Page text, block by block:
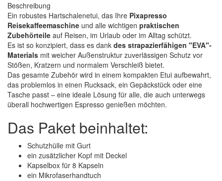
Beschreibung
Ein robustes Hartschalenetui, das Ihre Pixapresso
Reisekaffeemaschine und alle wichtigen praktischen
Zubehörteile auf Reisen, im Urlaub oder im Alltag schützt.
Es ist so konzipiert, dass es dank des strapazierfähigen "EVA"-
Materials mit weicher Außenstruktur zuverlässigen Schutz vor
Stößen, Kratzern und normalem Verschleiß bietet.
Das gesamte Zubehör wird in einem kompakten Etui aufbewahrt,
das problemlos in einen Rucksack, ein Gepäckstück oder eine
Tasche passt – eine ideale Lösung für alle, die auch unterwegs
überall hochwertigen Espresso genießen möchten.
Das Paket beinhaltet:
Schutzhülle mit Gurt
ein zusätzlicher Kopf mit Deckel
Kapselbox für 8 Kapseln
ein Mikrofaserhandtuch